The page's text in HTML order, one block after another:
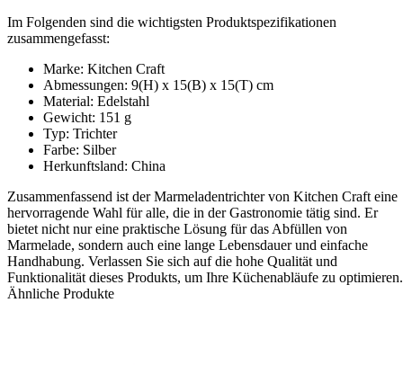
Im Folgenden sind die wichtigsten Produktspezifikationen
zusammengefasst:
Marke: Kitchen Craft
Abmessungen: 9(H) x 15(B) x 15(T) cm
Material: Edelstahl
Gewicht: 151 g
Typ: Trichter
Farbe: Silber
Herkunftsland: China
Zusammenfassend ist der Marmeladentrichter von Kitchen Craft eine
hervorragende Wahl für alle, die in der Gastronomie tätig sind. Er
bietet nicht nur eine praktische Lösung für das Abfüllen von
Marmelade, sondern auch eine lange Lebensdauer und einfache
Handhabung. Verlassen Sie sich auf die hohe Qualität und
Funktionalität dieses Produkts, um Ihre Küchenabläufe zu optimieren.
Ähnliche Produkte